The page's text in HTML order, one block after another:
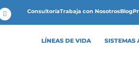
ConsultoríaTrabaja con NosotrosBlog
LÍNEAS DE VIDA SISTEMAS